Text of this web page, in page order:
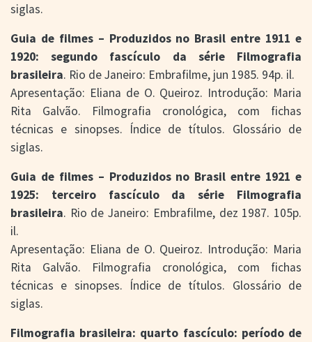
siglas.
Guia de filmes – Produzidos no Brasil entre 1911 e
1920: segundo fascículo da série Filmografia
brasileira. Rio de Janeiro: Embrafilme, jun 1985. 94p. il.
Apresentação: Eliana de O. Queiroz. Introdução: Maria
Rita Galvão. Filmografia cronológica, com fichas
técnicas e sinopses. Índice de títulos. Glossário de
siglas.
Guia de filmes – Produzidos no Brasil entre 1921 e
1925: terceiro fascículo da série Filmografia
brasileira. Rio de Janeiro: Embrafilme, dez 1987. 105p.
il.
Apresentação: Eliana de O. Queiroz. Introdução: Maria
Rita Galvão. Filmografia cronológica, com fichas
técnicas e sinopses. Índice de títulos. Glossário de
siglas.
Filmografia brasileira: quarto fascículo: período de